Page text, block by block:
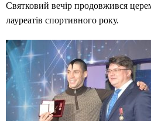
Святковий вечір продовжився
лауреатів спортивного року.